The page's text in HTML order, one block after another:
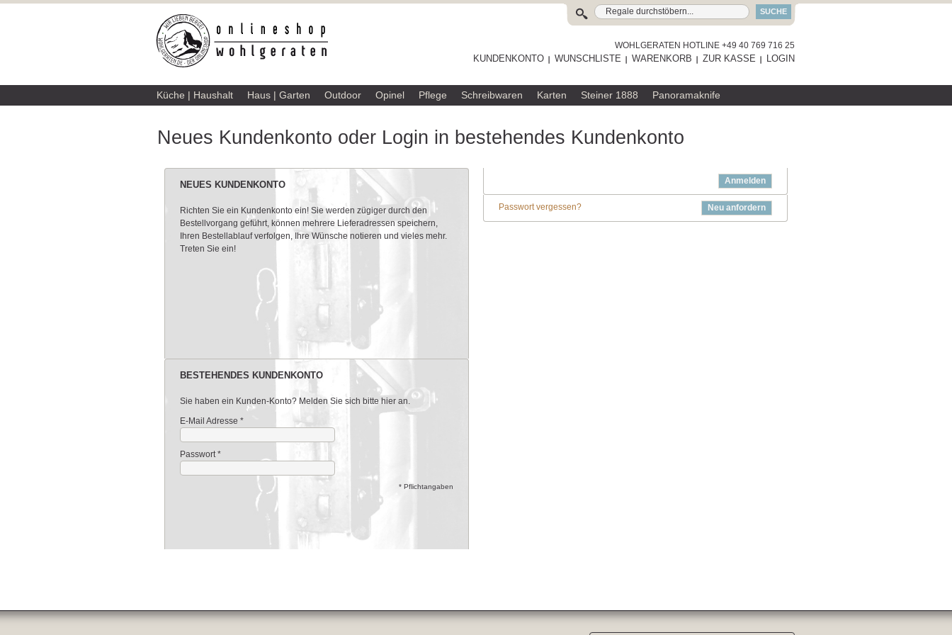
SUCHE
WOHLGERATEN HOTLINE +49 40 769 716 25
KUNDENKONTO WUNSCHLISTE WARENKORB ZUR KASSE LOGIN
Küche | Haushalt Haus | Garten Outdoor Opinel Pflege Schreibwaren Karten Steiner 1888 Panoramaknife
Neues Kundenkonto oder Login in bestehendes Kundenkonto
NEUES KUNDENKONTO
Richten Sie ein Kundenkonto ein! Sie werden zügiger durch den
Bestellvorgang geführt, können mehrere Lieferadressen speichern,
Ihren Bestellablauf verfolgen, Ihre Wünsche notieren und vieles mehr.
Treten Sie ein!
BESTEHENDES KUNDENKONTO
Sie haben ein Kunden-Konto? Melden Sie sich bitte hier an.
*
E-Mail Adresse
*
Passwort
* Pflichtangaben
Anmelden
Passwort vergessen? Neu anfordern